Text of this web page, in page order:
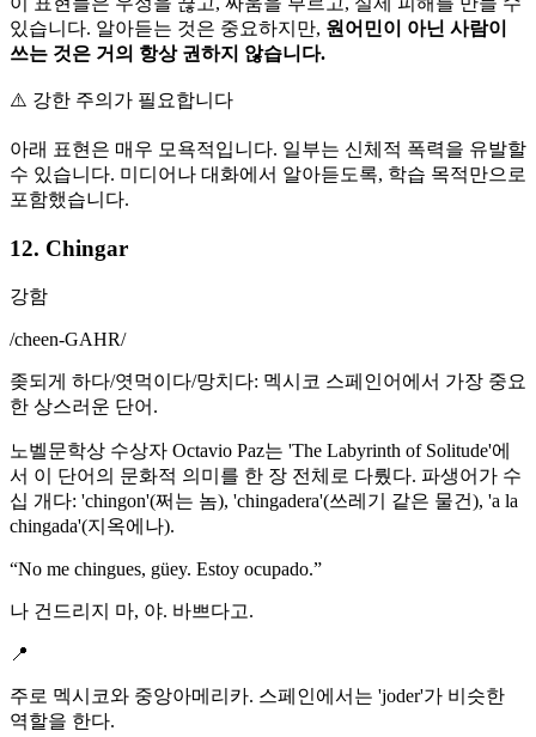
있습니다. 알아듣는 것은 중요하지만, 원어민이 아닌 사람이
쓰는 것은 거의 항상 권하지 않습니다.
⚠️ 강한 주의가 필요합니다
아래 표현은 매우 모욕적입니다. 일부는 신체적 폭력을 유발할
수 있습니다. 미디어나 대화에서 알아듣도록, 학습 목적만으로
포함했습니다.
12. Chingar
강함
/cheen-GAHR/
좆되게 하다/엿먹이다/망치다: 멕시코 스페인어에서 가장 중요
한 상스러운 단어.
노벨문학상 수상자 Octavio Paz는 'The Labyrinth of Solitude'에
서 이 단어의 문화적 의미를 한 장 전체로 다뤘다. 파생어가 수
십 개다: 'chingon'(쩌는 놈), 'chingadera'(쓰레기 같은 물건), 'a la
chingada'(지옥에나).
“No me chingues, güey. Estoy ocupado.”
나 건드리지 마, 야. 바쁘다고.
📍
주로 멕시코와 중앙아메리카. 스페인에서는 'joder'가 비슷한
역할을 한다.